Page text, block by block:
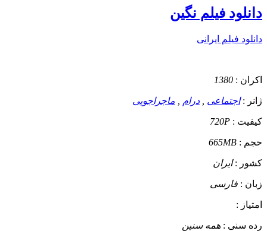
دانلود فیلم نگین
دانلود فیلم ایرانی
اکران : 1380
ژانر :اجتماعی درام ماجراجویی
کیفیت : 720P
حجم : 665MB
کشور :ایران
زبان : فارسی
امتیاز :
رده سنی : همه سنین